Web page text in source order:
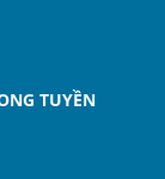
TUYỀN